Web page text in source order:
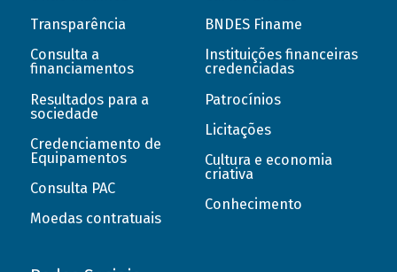
Transparência
Consulta a
financiamentos
Resultados para a
sociedade
Credenciamento de
Equipamentos
Consulta PAC
Moedas contratuais
BNDES Finame
Instituições financeiras
credenciadas
Patrocínios
Licitações
Cultura e economia
criativa
Conhecimento